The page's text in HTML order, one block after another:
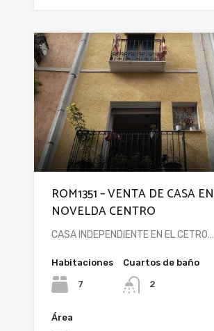
ROM1351 – VENTA DE CASA EN
NOVELDA CENTRO
CASA INDEPENDIENTE EN EL CETRO…
Habitaciones
7
Cuartos de baño
2
Área